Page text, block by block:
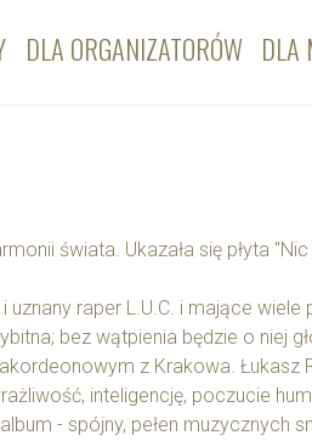
DLA ORGANIZATORÓW DLA
świata. Ukazała się płyta "Nic
i uznany raper L.U.C. i mające
bez wątpienia będzie o niej
akordeonowym z Krakowa.
inteligencję, poczucie
- spójny, pełen muzycznych